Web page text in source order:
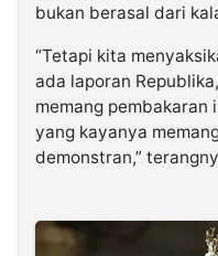
bukan berasal dari
“Tetapi kita
ada laporan
memang
yang kayanya
demonstran,”